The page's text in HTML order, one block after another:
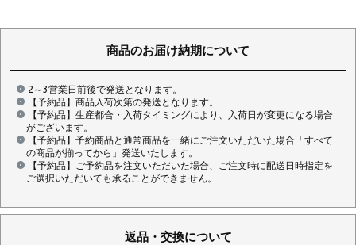
商品のお届け納期について
2～3営業日前後で発送となります。
【予約品】商品入荷次第の発送となります。
【予約品】生産都合・入荷タイミングにより、入荷日が変更になる場合
がございます。
【予約品】予約商品と通常商品を一緒にご注文いただいた場合「すべて
の商品が揃ってから」発送いたします。
【予約品】ご予約品を注文いただいた場合、ご注文時に配送日時指定を
ご選択いただいても承ることができません。
返品・交換について